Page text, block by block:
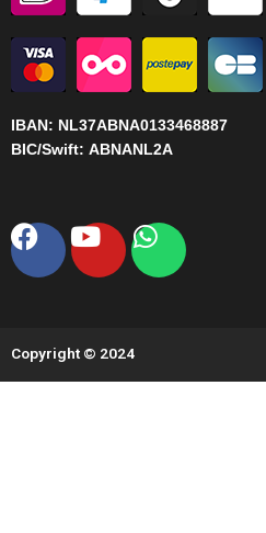
IBAN: NL37ABNA0133468887
BIC/Swift: ABNANL2A
Facebook
YoutubeWhatsapp
Copyright © 2024